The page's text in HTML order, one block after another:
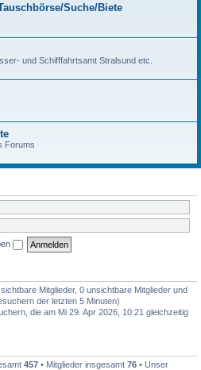
Suche/Biete
und Schifffahrtsamt Stralsund etc.
Forums
Mitglieder, 0 unsichtbare Mitglieder und
der letzten 5 Minuten)
die am Mi 29. Apr 2026, 10:21 gleichzeitig
457 • Mitglieder insgesamt 76 • Unser